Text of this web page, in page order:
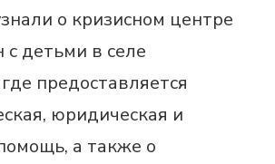
о кризисном центре
детьми в селе
предоставляется
юридическая и
а также о